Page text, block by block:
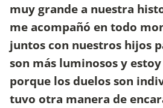
muy grande a nuestra
me acompañó en todo
juntos con nuestros hijos
son más luminosos y
porque los duelos son
tuvo otra manera de